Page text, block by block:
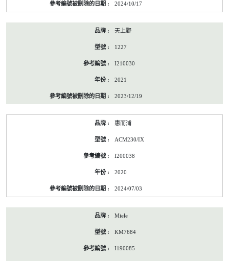
2024/10/17
天上野
1227
I210030
2021
2023/12/19
惠而浦
ACM230/IX
I200038
2020
2024/07/03
Miele
KM7684
I190085